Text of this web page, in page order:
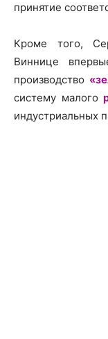
принятие
Кроме того,
Виннице
производство
систему малого
индустриальных